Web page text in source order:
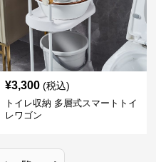
¥3,300 (税込)
トイレ収納 多層式スマートトイ
レワゴン